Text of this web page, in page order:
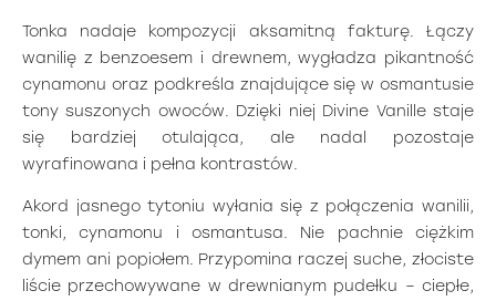
Tonka nadaje kompozycji aksamitną fakturę. Łączy
wanilię z benzoesem i drewnem, wygładza pikantność
cynamonu oraz podkreśla znajdujące się w osmantusie
tony suszonych owoców. Dzięki niej Divine Vanille staje
się bardziej otulająca, ale nadal pozostaje
wyrafinowana i pełna kontrastów.
Akord jasnego tytoniu wyłania się z połączenia wanilii,
tonki, cynamonu i osmantusa. Nie pachnie ciężkim
dymem ani popiołem. Przypomina raczej suche, złociste
liście przechowywane w drewnianym pudełku – ciepłe,